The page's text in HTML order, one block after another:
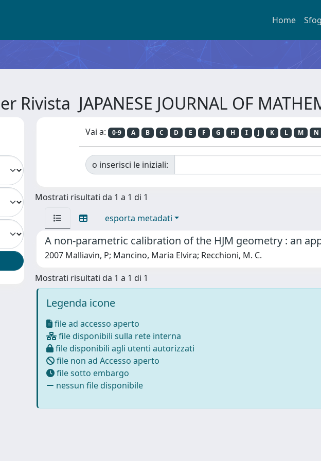
Home
Rivista JAPANESE JOURNAL OF
Vai a: 0-9 A B C D E F G H I J K L M N
o inserisci le iniziali:
Mostrati risultati da 1 a 1 di 1
esporta metadati
A non-parametric calibration of the HJM geometry : an
2007 Malliavin, P; Mancino, Maria Elvira; Recchioni, M. C.
Mostrati risultati da 1 a 1 di 1
Legenda icone
file ad accesso aperto
file disponibili sulla rete interna
file disponibili agli utenti autorizzati
file non ad Accesso aperto
file sotto embargo
nessun file disponibile